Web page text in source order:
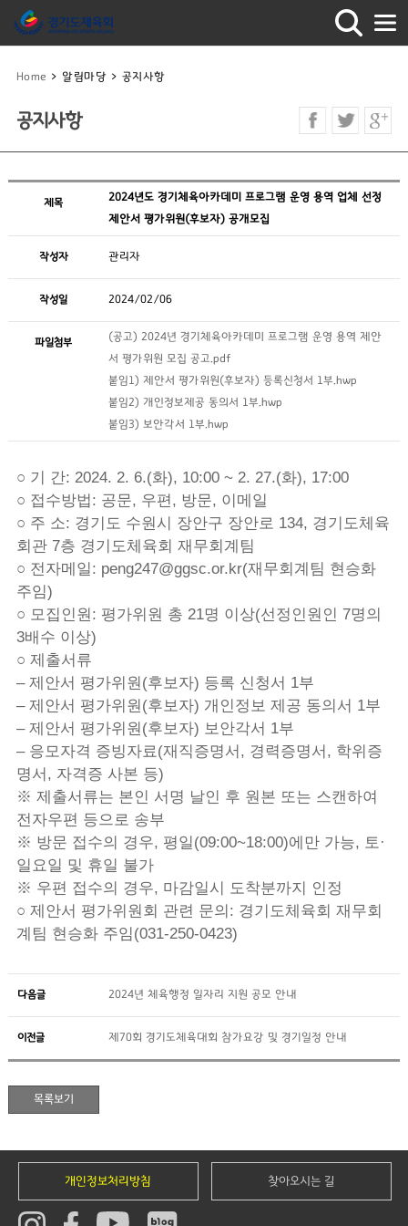
Home > 알림마당 > 공지사항
공지사항
제목
2024년도 경기체육아카데미 프로그램 운영 용역 업체 선정
제안서 평가위원(후보자) 공개모집
작성자 관리자
작성일 2024/02/06
파일첨부
(공고) 2024년 경기체육아카데미 프로그램 운영 용역 제안
서 평가위원 모집 공고.pdf
붙임1) 제안서 평가위원(후보자) 등록신청서 1부.hwp
붙임2) 개인정보제공 동의서 1부.hwp
붙임3) 보안각서 1부.hwp
○ 기 간: 2024. 2. 6.(화), 10:00 ~ 2. 27.(화), 17:00
○ 접수방법: 공문, 우편, 방문, 이메일
○ 주 소: 경기도 수원시 장안구 장안로 134, 경기도체육
회관 7층 경기도체육회 재무회계팀
○ 전자메일: peng247@ggsc.or.kr(재무회계팀 현승화
주임)
○ 모집인원: 평가위원 총 21명 이상(선정인원인 7명의
3배수 이상)
○ 제출서류
– 제안서 평가위원(후보자) 등록 신청서 1부
– 제안서 평가위원(후보자) 개인정보 제공 동의서 1부
– 제안서 평가위원(후보자) 보안각서 1부
– 응모자격 증빙자료(재직증명서, 경력증명서, 학위증
명서, 자격증 사본 등)
※ 제출서류는 본인 서명 날인 후 원본 또는 스캔하여
전자우편 등으로 송부
※ 방문 접수의 경우, 평일(09:00~18:00)에만 가능, 토·
일요일 및 휴일 불가
※ 우편 접수의 경우, 마감일시 도착분까지 인정
○ 제안서 평가위원회 관련 문의: 경기도체육회 재무회
계팀 현승화 주임(031-250-0423)
다음글 2024년 체육행정 일자리 지원 공모 안내
이전글 제70회 경기도체육대회 참가요강 및 경기일정 안내
개인정보처리방침 찾아오시는 길